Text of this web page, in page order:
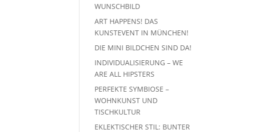
WUNSCHBILD
ART HAPPENS! DAS
KUNSTEVENT IN MÜNCHEN!
DIE MINI BILDCHEN SIND DA!
INDIVIDUALISIERUNG – WE
ARE ALL HIPSTERS
PERFEKTE SYMBIOSE –
WOHNKUNST UND
TISCHKULTUR
EKLEKTISCHER STIL: BUNTER